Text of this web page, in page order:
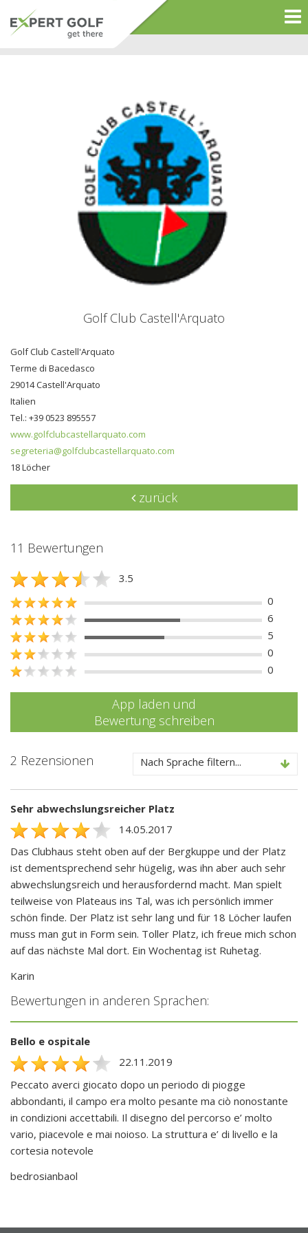
Golf Club Castell'Arquato
Golf Club Castell'Arquato
Terme di Bacedasco
29014 Castell'Arquato
Italien
Tel.: +39 0523 895557
www.golfclubcastellarquato.com
segreteria@golfclubcastellarquato.com
18 Löcher
zurück
11 Bewertungen
3.5
0
6
5
0
0
App laden und
Bewertung schreiben
2 Rezensionen Nach Sprache filtern...
Sehr abwechslungsreicher Platz
14.05.2017
Das Clubhaus steht oben auf der Bergkuppe und der Platz
ist dementsprechend sehr hügelig, was ihn aber auch sehr
abwechslungsreich und herausfordernd macht. Man spielt
teilweise von Plateaus ins Tal, was ich persönlich immer
schön finde. Der Platz ist sehr lang und für 18 Löcher laufen
muss man gut in Form sein. Toller Platz, ich freue mich schon
auf das nächste Mal dort. Ein Wochentag ist Ruhetag.
Karin
Bewertungen in anderen Sprachen:
Bello e ospitale
22.11.2019
Peccato averci giocato dopo un periodo di piogge
abbondanti, il campo era molto pesante ma ciò nonostante
in condizioni accettabili. Il disegno del percorso e’ molto
vario, piacevole e mai noioso. La struttura e’ di livello e la
cortesia notevole
bedrosianbaol